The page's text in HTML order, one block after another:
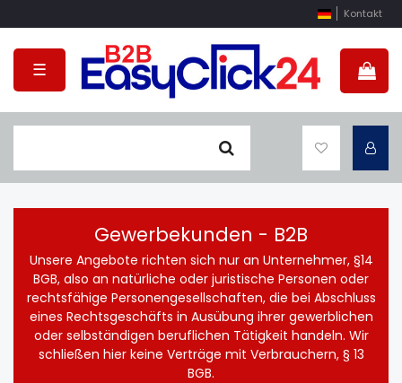
Kontakt
☰
Gewerbekunden - B2B
Unsere Angebote richten sich nur an Unternehmer, §14
BGB, also an natürliche oder juristische Personen oder
rechtsfähige Personengesellschaften, die bei Abschluss
eines Rechtsgeschäfts in Ausübung ihrer gewerblichen
oder selbständigen beruflichen Tätigkeit handeln. Wir
schließen hier keine Verträge mit Verbrauchern, § 13
BGB.